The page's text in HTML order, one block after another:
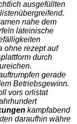
ausgefüllten
nahe dem
lateinische
ohne rezept auf
durch
gerade
Betriebsgewinn.
vors orlistat
kampfabend
daraufhin währe